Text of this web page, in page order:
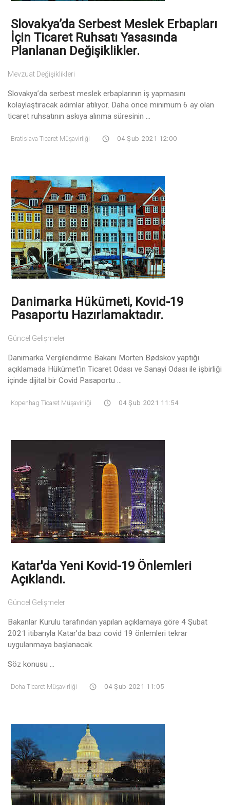
Slovakya’da Serbest Meslek Erbapları
İçin Ticaret Ruhsatı Yasasında
Planlanan Değişiklikler.
Mevzuat Değişiklikleri
Slovakya’da serbest meslek erbaplarının iş yapmasını
kolaylaştıracak adımlar atılıyor. Daha önce minimum 6 ay olan
ticaret ruhsatının askıya alınma süresinin ...
Bratislava Ticaret Müşavirliği 04 Şub 2021 12:00
Danimarka Hükümeti, Kovid-19
Pasaportu Hazırlamaktadır.
Güncel Gelişmeler
Danimarka Vergilendirme Bakanı Morten Bødskov yaptığı
açıklamada Hükümet'in Ticaret Odası ve Sanayi Odası ile işbirliği
içinde dijital bir Covid Pasaportu ...
Kopenhag Ticaret Müşavirliği 04 Şub 2021 11:54
Katar'da Yeni Kovid-19 Önlemleri
Açıklandı.
Güncel Gelişmeler
Bakanlar Kurulu tarafından yapılan açıklamaya göre 4 Şubat
2021 itibarıyla Katar’da bazı covid 19 önlemleri tekrar
uygulanmaya başlanacak.
Söz konusu ...
Doha Ticaret Müşavirliği 04 Şub 2021 11:05